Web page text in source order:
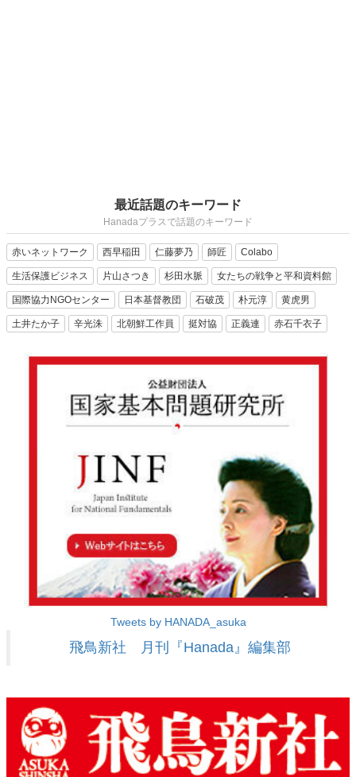
最近話題のキーワード
Hanadaプラスで話題のキーワード
赤いネットワーク 西早稲田 仁藤夢乃 師匠 Colabo
生活保護ビジネス 片山さつき 杉田水脈 女たちの戦争と平和資料館
国際協力NGOセンター 日本基督教団 石破茂 朴元淳 黄虎男
土井たか子 辛光洙 北朝鮮工作員 挺対協 正義連 赤石千衣子
Tweets by HANADA_asuka
飛鳥新社 月刊『Hanada』編集部